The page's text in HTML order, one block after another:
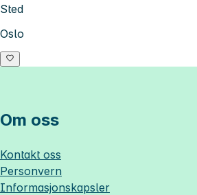
Sted
Oslo
Om oss
Kontakt oss
Personvern
Informasjonskapsler